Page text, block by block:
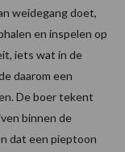
weidegang doet,
en inspelen op
iets wat in de
daarom een
De boer tekent
binnen de
dat een pieptoon